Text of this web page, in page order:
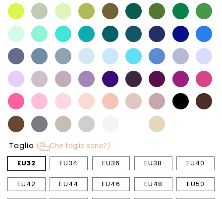
Taglia (
Che taglia sono?)
EU32
EU34 EU36 EU38 EU40
EU42 EU44 EU46 EU48 EU50